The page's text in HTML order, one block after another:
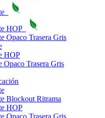
HOP
Opaco Trasera Gris
HOP
Opaco Trasera Gris
Blockout Ritrama
HOP
Opaco Trasera Gris